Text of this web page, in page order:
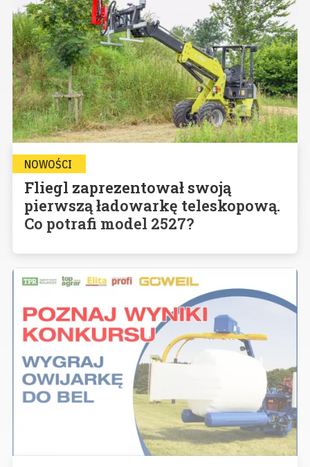
NOWOŚCI
Fliegl zaprezentował swoją
pierwszą ładowarkę teleskopową.
Co potrafi model 2527?